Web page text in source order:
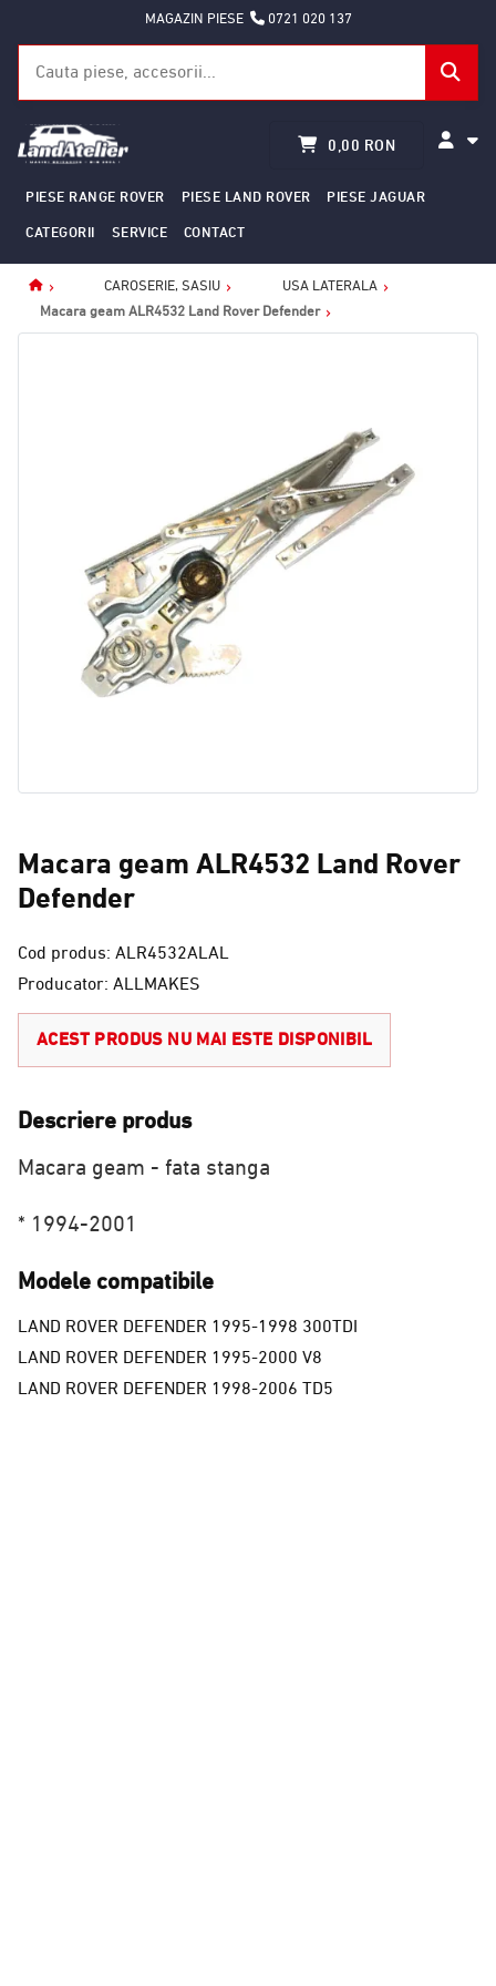
MAGAZIN PIESE 0721 020 137
0,00 RON
PIESE RANGE ROVER PIESE LAND ROVER PIESE JAGUAR
CATEGORII SERVICE CONTACT
Home
CAROSERIE, SASIU
USA LATERALA
Macara geam ALR4532 Land Rover Defender
Macara geam ALR4532 Land Rover
Defender
Cod produs: ALR4532ALAL
Producator: ALLMAKES
ACEST PRODUS NU MAI ESTE DISPONIBIL
Descriere produs
Macara geam - fata stanga
* 1994-2001
Modele compatibile
LAND ROVER DEFENDER 1995-1998 300TDI
LAND ROVER DEFENDER 1995-2000 V8
LAND ROVER DEFENDER 1998-2006 TD5